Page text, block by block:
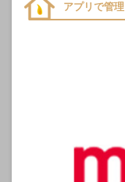
アプリで管理